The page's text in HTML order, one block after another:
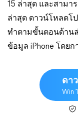
15 ล่าสุด และสามา
ล่าสุด ดาวน์โหลดโ
ทําตามขั้นตอนด้านล่
ข้อมูล iPhone โดยก
ดา
Win